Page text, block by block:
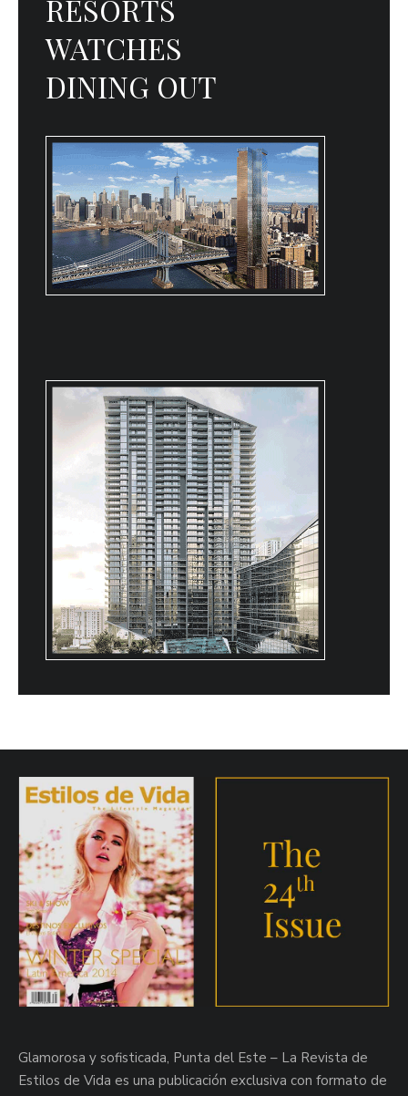
RESORTS
WATCHES
DINING OUT
Glamorosa y sofisticada, Punta del Este – La Revista de
Estilos de Vida es una publicación exclusiva con formato de